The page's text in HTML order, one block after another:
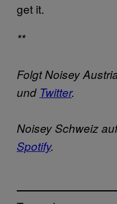
get it.
**
Folgt Noisey
und Twitter.
Noisey Schweiz
Spotify.